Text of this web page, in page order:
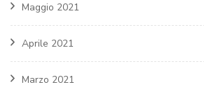
Maggio 2021
Aprile 2021
Marzo 2021